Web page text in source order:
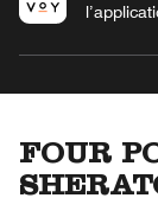
FOUR